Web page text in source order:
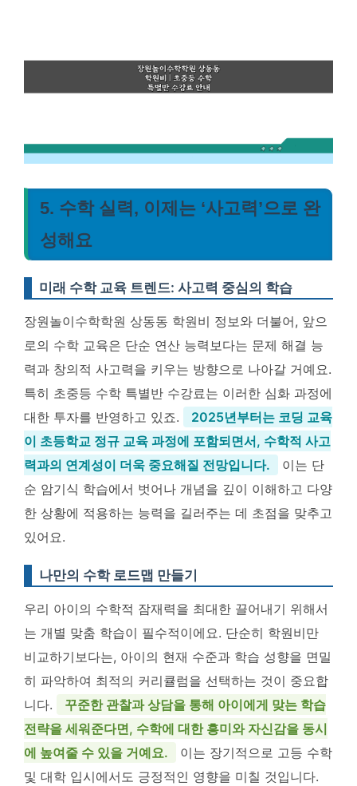
5. 수학 실력, 이제는 ‘사고력’으로 완
성해요
미래 수학 교육 트렌드: 사고력 중심의 학습
장원놀이수학학원 상동동 학원비 정보와 더불어, 앞으
로의 수학 교육은 단순 연산 능력보다는 문제 해결 능
력과 창의적 사고력을 키우는 방향으로 나아갈 거예요.
특히 초중등 수학 특별반 수강료는 이러한 심화 과정에
대한 투자를 반영하고 있죠.
2025년부터는 코딩 교육
이 초등학교 정규 교육 과정에 포함되면서, 수학적 사고
력과의 연계성이 더욱 중요해질 전망입니다.
이는 단
순 암기식 학습에서 벗어나 개념을 깊이 이해하고 다양
한 상황에 적용하는 능력을 길러주는 데 초점을 맞추고
있어요.
나만의 수학 로드맵 만들기
우리 아이의 수학적 잠재력을 최대한 끌어내기 위해서
는 개별 맞춤 학습이 필수적이에요. 단순히 학원비만
비교하기보다는, 아이의 현재 수준과 학습 성향을 면밀
히 파악하여 최적의 커리큘럼을 선택하는 것이 중요합
니다.
꾸준한 관찰과 상담을 통해 아이에게 맞는 학습
전략을 세워준다면, 수학에 대한 흥미와 자신감을 동시
에 높여줄 수 있을 거예요.
이는 장기적으로 고등 수학
및 대학 입시에서도 긍정적인 영향을 미칠 것입니다.